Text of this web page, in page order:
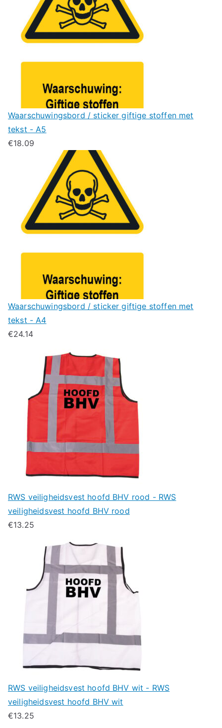
Waarschuwingsbord / sticker giftige stoffen met
tekst - A5
€18.09
Waarschuwingsbord / sticker giftige stoffen met
tekst - A4
€24.14
RWS veiligheidsvest hoofd BHV rood - RWS
veiligheidsvest hoofd BHV rood
€13.25
RWS veiligheidsvest hoofd BHV wit - RWS
veiligheidsvest hoofd BHV wit
€13.25